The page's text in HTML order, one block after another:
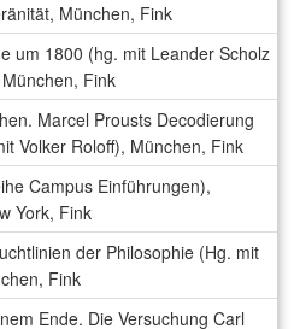
München, Fink
um 1800 (hg. mit Leander Scholz
Fink
Marcel Prousts Decodierung
Volker Roloff), München, Fink
Campus Einführungen),
York, Fink
der Philosophie (Hg. mit
Fink
Ende. Die Versuchung Carl